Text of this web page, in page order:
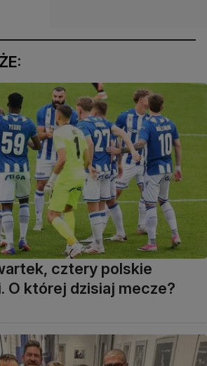
cztery polskie
O której dzisiaj mecze?